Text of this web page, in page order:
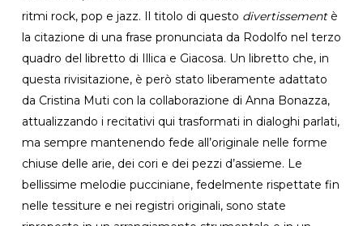
ritmi rock, pop e jazz. Il titolo di questo divertissement è
la citazione di una frase pronunciata da Rodolfo nel terzo
quadro del libretto di Illica e Giacosa. Un libretto che, in
questa rivisitazione, è però stato liberamente adattato
da Cristina Muti con la collaborazione di Anna Bonazza,
attualizzando i recitativi qui trasformati in dialoghi parlati,
ma sempre mantenendo fede all’originale nelle forme
chiuse delle arie, dei cori e dei pezzi d’assieme. Le
bellissime melodie pucciniane, fedelmente rispettate fin
nelle tessiture e nei registri originali, sono state